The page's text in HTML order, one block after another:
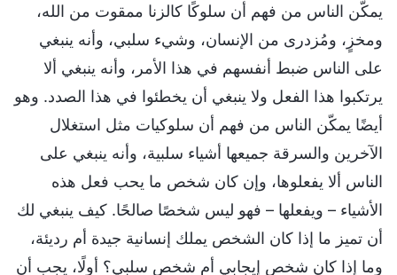
يمكّن الناس من فهم أن سلوكًا كالزنا ممقوت من الله،
ومخزٍ، ومُزدرى من الإنسان، وشيء سلبي، وأنه ينبغي
على الناس ضبط أنفسهم في هذا الأمر، وأنه ينبغي ألا
يرتكبوا هذا الفعل ولا ينبغي أن يخطئوا في هذا الصدد. وهو
أيضًا يمكّن الناس من فهم أن سلوكيات مثل استغلال
الآخرين والسرقة جميعها أشياء سلبية، وأنه ينبغي على
الناس ألا يفعلوها، وإن كان شخص ما يحب فعل هذه
الأشياء – ويفعلها – فهو ليس شخصًا صالحًا. كيف ينبغي لك
أن تميز ما إذا كان الشخص يملك إنسانية جيدة أم رديئة،
وما إذا كان شخص إيجابي أم شخص سلبي؟ أولًا، يجب أن